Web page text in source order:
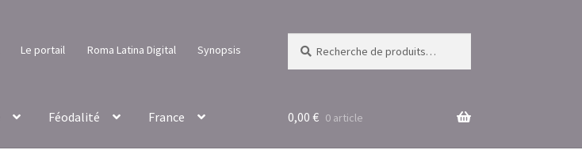
Le portail Roma Latina Digital Synopsis
pour :
Féodalité France 0,00 € 0 article